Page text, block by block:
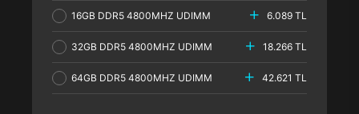
16GB DDR5 4800MHZ UDIMM 6.089 TL
32GB DDR5 4800MHZ UDIMM 18.266 TL
64GB DDR5 4800MHZ UDIMM 42.621 TL